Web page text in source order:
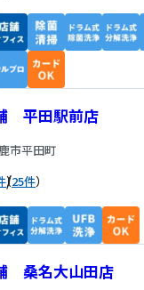
平田駅前店
市平田町
/25件
桑名大山田店